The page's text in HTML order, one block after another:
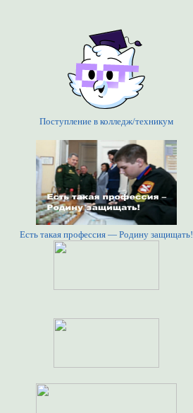
Поступление в колледж/техникум
Есть такая профессия — Родину защищать!